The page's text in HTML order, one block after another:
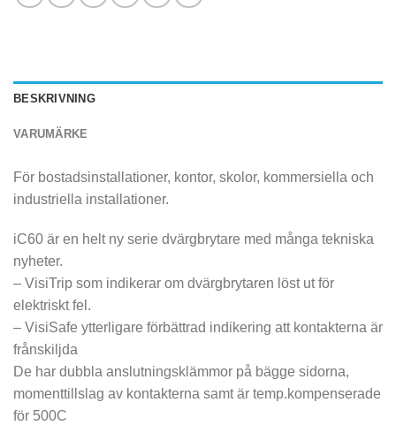
BESKRIVNING
VARUMÄRKE
För bostadsinstallationer, kontor, skolor, kommersiella och
industriella installationer.
iC60 är en helt ny serie dvärgbrytare med många tekniska
nyheter.
– VisiTrip som indikerar om dvärgbrytaren löst ut för
elektriskt fel.
– VisiSafe ytterligare förbättrad indikering att kontakterna är
frånskiljda
De har dubbla anslutningsklämmor på bägge sidorna,
momenttillslag av kontakterna samt är temp.kompenserade
för 500C